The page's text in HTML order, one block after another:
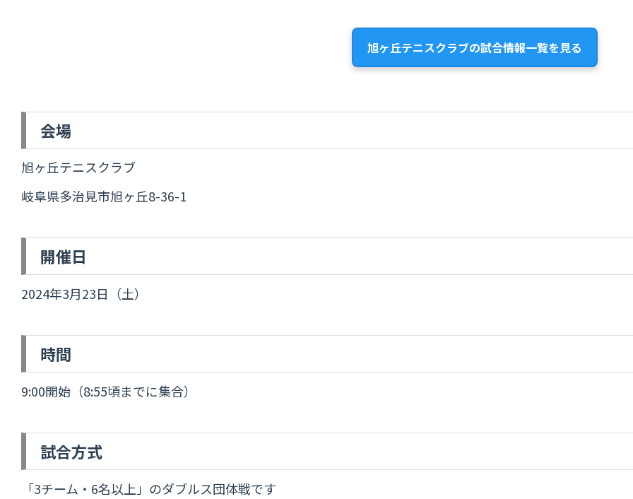
旭ヶ丘テニスクラブの試合情報一覧を見る
会場
旭ヶ丘テニスクラブ
岐阜県多治見市旭ヶ丘8-36-1
開催日
2024年3月23日（土）
時間
9:00開始（8:55頃までに集合）
試合方式
「3チーム・6名以上」のダブルス団体戦です